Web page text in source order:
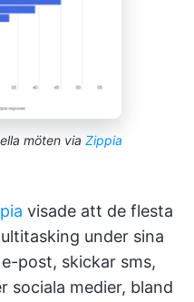
möten via Zippia
visade att de flesta
under sina
post, skickar sms,
sociala medier, bland